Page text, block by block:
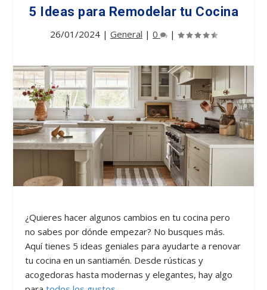
5 Ideas para Remodelar tu Cocina
26/01/2024 | General | 0 |
¿Quieres hacer algunos cambios en tu cocina pero
no sabes por dónde empezar? No busques más.
Aquí tienes 5 ideas geniales para ayudarte a renovar
tu cocina en un santiamén. Desde rústicas y
acogedoras hasta modernas y elegantes, hay algo